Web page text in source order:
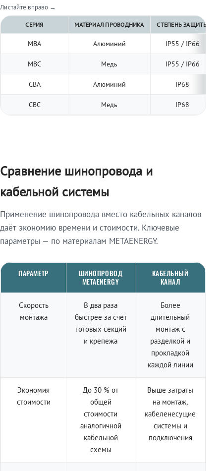
Листайте вправо →
СЕРИЯ МАТЕРИАЛ ПРОВОДНИКА СТЕПЕНЬ ЗАЩИТЫ
МВА Алюминий IP55 / IP66
МВС Медь IP55 / IP66
СВА Алюминий IP68
СВС Медь IP68
Сравнение шинопровода и
кабельной системы
Применение шинопровода вместо кабельных каналов
даёт экономию времени и стоимости. Ключевые
параметры — по материалам METAENERGY.
ПАРАМЕТР
ШИНОПРОВОД
METAENERGY
КАБЕЛЬНЫЙ
КАНАЛ
Скорость
монтажа
В два раза
быстрее за счёт
готовых секций
и крепежа
Более
длительный
монтаж с
разделкой и
прокладкой
каждой линии
Экономия
стоимости
До 30 % от
общей
стоимости
аналогичной
кабельной
схемы
Выше затраты
на монтаж,
кабеленесущие
системы и
подключения